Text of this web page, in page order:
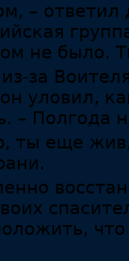
– ответил
не было.
за
уловил,
–
ты еще